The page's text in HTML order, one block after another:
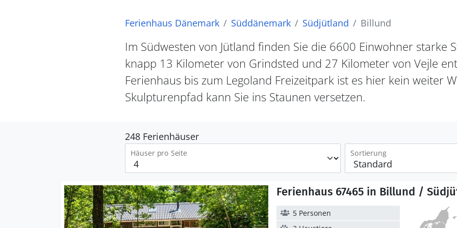
Ferienhaus Dänemark Süddänemark Südjütland Billund
Im Südwesten von Jütland finden Sie die 6600 Einwohner starke
knapp 13 Kilometer von Grindsted und 27 Kilometer von Vejle
Ferienhaus bis zum Legoland Freizeitpark ist es hier kein weiter
Skulpturenpfad kann Sie ins Staunen versetzen.
248 Ferienhäuser
Häuser pro Seite Sortierung
Ferienhaus 67465 in Billund /
5 Personen